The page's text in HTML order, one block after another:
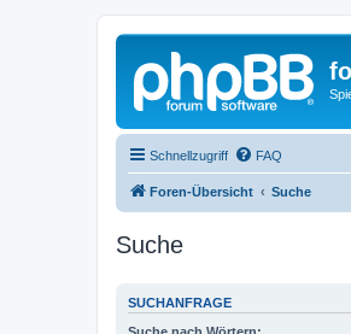
Schnellzugriff FAQ
Foren-Übersicht Suche
Suche
SUCHANFRAGE